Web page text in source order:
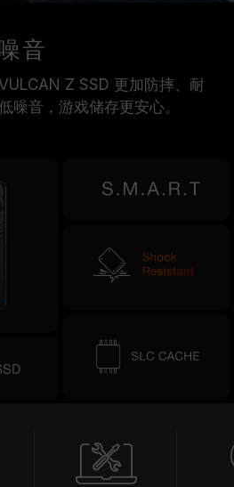
音
Z SSD 更加防摔、耐
噪音，游戏储存更安心。